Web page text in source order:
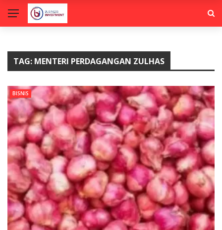
TAG: MENTERI PERDAGANGAN ZULHAS
BISNIS